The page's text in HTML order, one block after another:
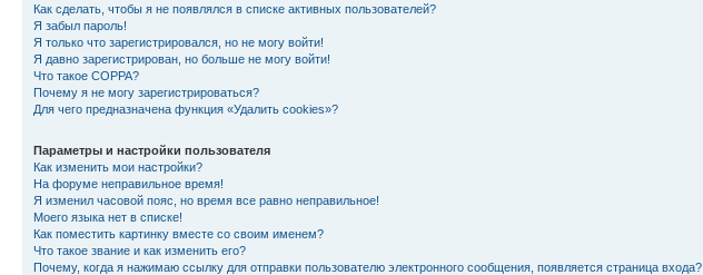
Как сделать, чтобы я не появлялся в списке активных пользователей?
Я забыл пароль!
Я только что зарегистрировался, но не могу войти!
Я давно зарегистрирован, но больше не могу войти!
Что такое COPPA?
Почему я не могу зарегистрироваться?
Для чего предназначена функция «Удалить cookies»?
Параметры и настройки пользователя
Как изменить мои настройки?
На форуме неправильное время!
Я изменил часовой пояс, но время все равно неправильное!
Моего языка нет в списке!
Как поместить картинку вместе со своим именем?
Что такое звание и как изменить его?
Почему, когда я нажимаю ссылку для отправки пользователю электронного сообщения, появляется страница входа?